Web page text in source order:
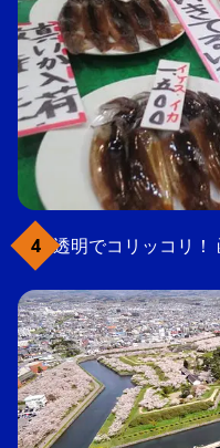
透明でコリッコリ！